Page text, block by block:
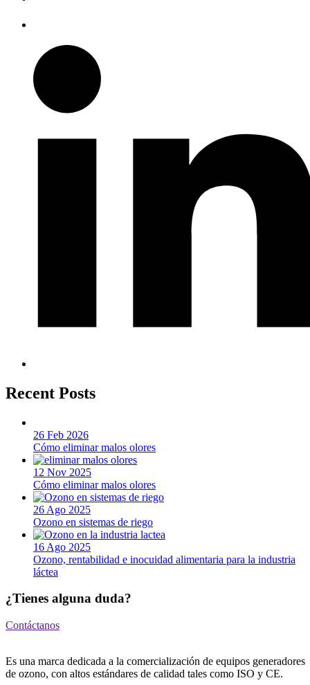
Recent Posts
26 Feb 2026
Cómo eliminar malos olores
12 Nov 2025
Cómo eliminar malos olores
26 Ago 2025
Ozono en sistemas de riego
16 Ago 2025
Ozono, rentabilidad e inocuidad alimentaria para la industria
láctea
¿Tienes alguna duda?
Contáctanos
Es una marca dedicada a la comercialización de equipos generadores
de ozono, con altos estándares de calidad tales como ISO y CE.